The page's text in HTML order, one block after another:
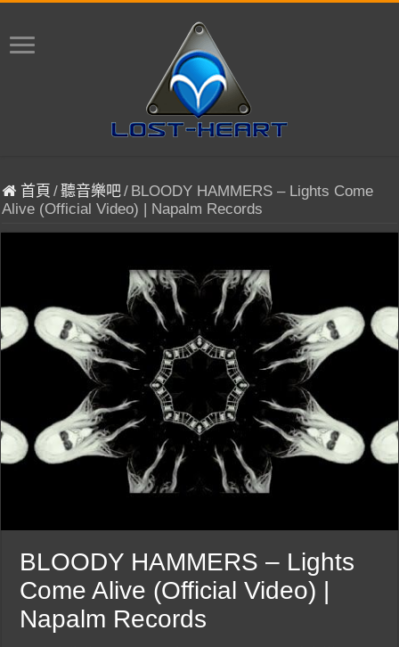
首頁 /聽音樂吧/ BLOODY HAMMERS – Lights Come
Alive (Official Video) | Napalm Records
BLOODY HAMMERS – Lights
Come Alive (Official Video) |
Napalm Records